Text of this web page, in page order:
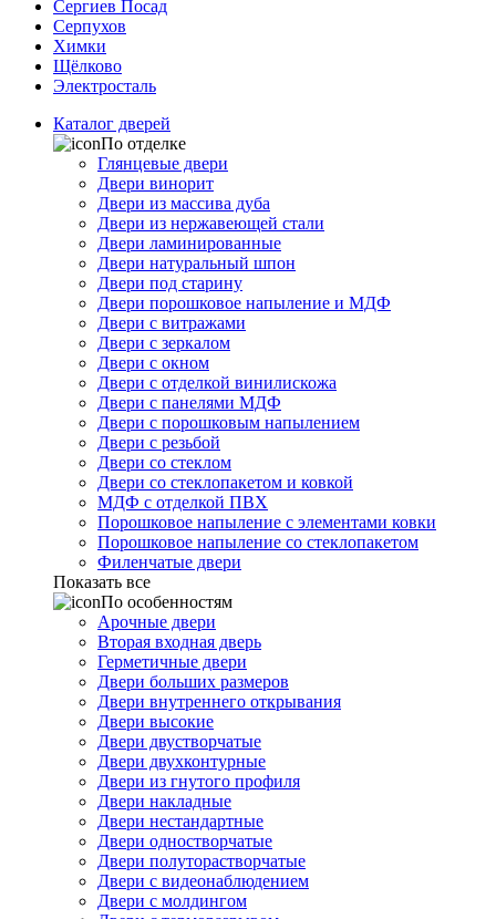
Сергиев Посад
Серпухов
Химки
Щёлково
Электросталь
Каталог дверей
По отделке
Глянцевые двери
Двери винорит
Двери из массива дуба
Двери из нержавеющей стали
Двери ламинированные
Двери натуральный шпон
Двери под старину
Двери порошковое напыление и МДФ
Двери с витражами
Двери с зеркалом
Двери с окном
Двери с отделкой винилискожа
Двери с панелями МДФ
Двери с порошковым напылением
Двери с резьбой
Двери со стеклом
Двери со стеклопакетом и ковкой
МДФ с отделкой ПВХ
Порошковое напыление с элементами ковки
Порошковое напыление со стеклопакетом
Филенчатые двери
Показать все
По особенностям
Арочные двери
Вторая входная дверь
Герметичные двери
Двери больших размеров
Двери внутреннего открывания
Двери высокие
Двери двустворчатые
Двери двухконтурные
Двери из гнутого профиля
Двери накладные
Двери нестандартные
Двери одностворчатые
Двери полуторастворчатые
Двери с видеонаблюдением
Двери с молдингом